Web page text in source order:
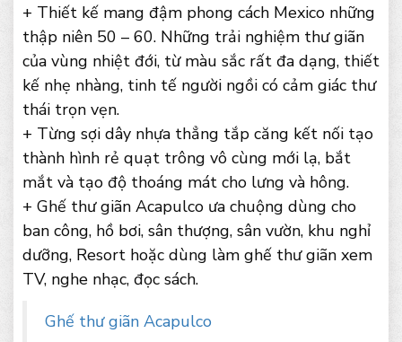
+ Thiết kế mang đậm phong cách Mexico những
thập niên 50 – 60. Những trải nghiệm thư giãn
của vùng nhiệt đới, từ màu sắc rất đa dạng, thiết
kế nhẹ nhàng, tinh tế người ngồi có cảm giác thư
thái trọn vẹn.
+ Từng sợi dây nhựa thẳng tắp căng kết nối tạo
thành hình rẻ quạt trông vô cùng mới lạ, bắt
mắt và tạo độ thoáng mát cho lưng và hông.
+ Ghế thư giãn Acapulco ưa chuộng dùng cho
ban công, hồ bơi, sân thượng, sân vườn, khu nghỉ
dưỡng, Resort hoặc dùng làm ghế thư giãn xem
TV, nghe nhạc, đọc sách.
Ghế thư giãn Acapulco